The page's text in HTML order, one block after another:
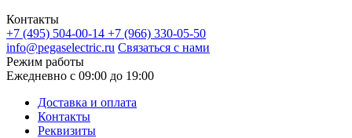
Контакты
+7 (495) 504-00-14 +7 (966) 330-05-50
info@pegaselectric.ru Связаться с нами
Режим работы
Ежедневно с 09:00 до 19:00
Доставка и оплата
Контакты
Реквизиты